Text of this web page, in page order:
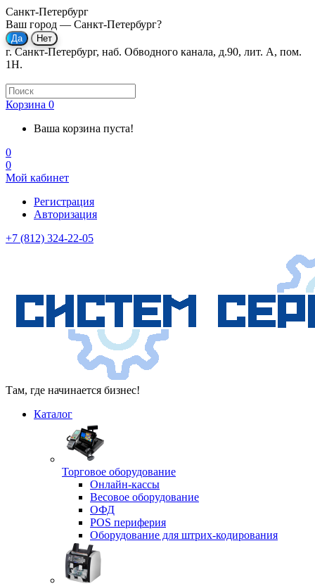
Санкт-Петербург
Ваш город — Санкт-Петербург?
г. Санкт-Петербург, наб. Обводного канала, д.90, лит. А, пом.
1Н.
Корзина 0
Ваша корзина пуста!
0
0
Мой кабинет
Регистрация
Авторизация
+7 (812) 324-22-05
Там, где начинается бизнес!
Каталог
Торговое оборудование
Онлайн-кассы
Весовое оборудование
ОФД
POS периферия
Оборудование для штрих-кодирования